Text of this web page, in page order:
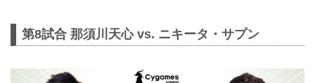
第8試合 那須川天心 vs. ニキータ・サプン